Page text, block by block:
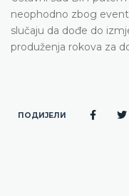
neophodno zbog
slučaju da dođe do
produženja rokova za
ПОДИЈЕЛИ